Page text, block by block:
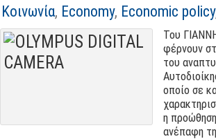
Κοινωνία, Economy, Economic policy
Του
φέρνουν
του
οποίο σε
η
ανέπαφη